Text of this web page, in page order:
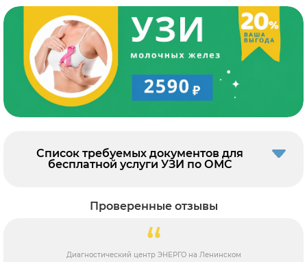
Список требуемых документов для
бесплатной услуги УЗИ по ОМС
Проверенные отзывы
Диагностический центр ЭНЕРГО на Ленинском